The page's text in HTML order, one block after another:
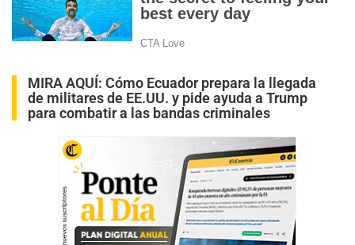
MIRA AQUÍ: Cómo Ecuador prepara la llegada
de militares de EE.UU. y pide ayuda a Trump
para combatir a las bandas criminales